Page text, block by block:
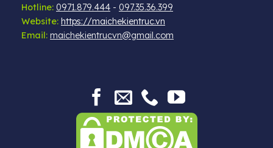
Hotline: 0971.879.444 - 097.35.36.399
Website: https://maichekientruc.vn
Email: maichekientrucvn@gmail.com